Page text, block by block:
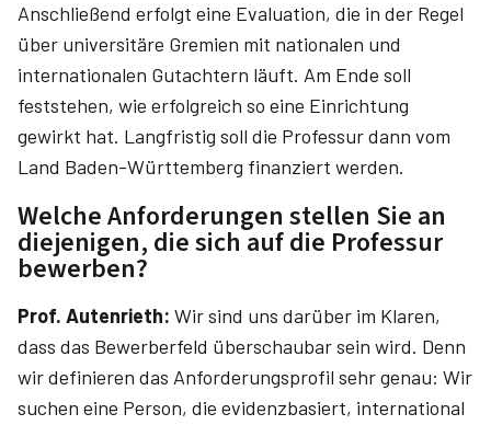
Anschließend erfolgt eine Evaluation, die in der Regel
über universitäre Gremien mit nationalen und
internationalen Gutachtern läuft. Am Ende soll
feststehen, wie erfolgreich so eine Einrichtung
gewirkt hat. Langfristig soll die Professur dann vom
Land Baden-Württemberg finanziert werden.
Welche Anforderungen stellen Sie an
diejenigen, die sich auf die Professur
bewerben?
Prof. Autenrieth: Wir sind uns darüber im Klaren,
dass das Bewerberfeld überschaubar sein wird. Denn
wir definieren das Anforderungsprofil sehr genau: Wir
suchen eine Person, die evidenzbasiert, international